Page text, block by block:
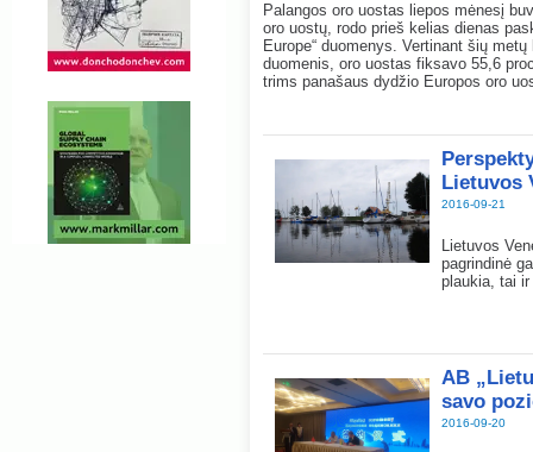
Palangos oro uostas liepos mėnesį
oro uostų, rodo prieš kelias dienas
Europe“ duomenys. Vertinant šių
duomenis, oro uostas fiksavo 55,6
trims panašaus dydžio Europos oro
Lietuvos
2016-09-21
Lietuvos
pagrindinė
plaukia, tai
AB
savo
2016-09-20